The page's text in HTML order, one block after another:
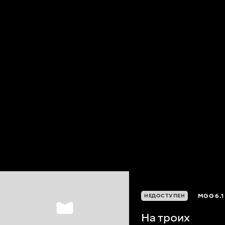
НЕДОСТУПЕН MGG6.1
На троих